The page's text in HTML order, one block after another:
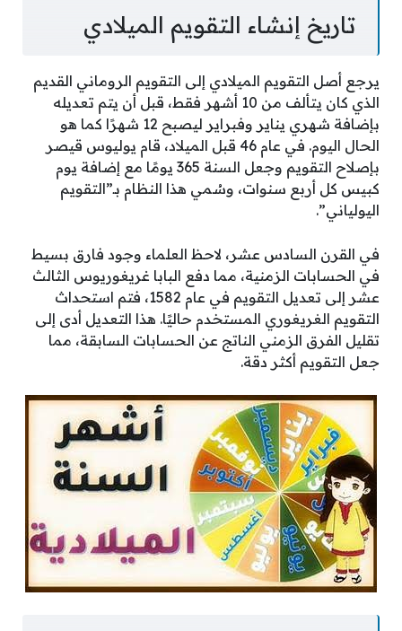
تاريخ إنشاء التقويم الميلادي
يرجع أصل التقويم الميلادي إلى التقويم الروماني القديم
الذي كان يتألف من 10 أشهر فقط، قبل أن يتم تعديله
بإضافة شهري يناير وفبراير ليصبح 12 شهرًا كما هو
الحال اليوم. في عام 46 قبل الميلاد، قام يوليوس قيصر
بإصلاح التقويم وجعل السنة 365 يومًا مع إضافة يوم
كبيس كل أربع سنوات، وسُمي هذا النظام بـ”التقويم
اليولياني”.
في القرن السادس عشر، لاحظ العلماء وجود فارق بسيط
في الحسابات الزمنية، مما دفع البابا غريغوريوس الثالث
عشر إلى تعديل التقويم في عام 1582، فتم استحداث
التقويم الغريغوري المستخدم حاليًا. هذا التعديل أدى إلى
تقليل الفرق الزمني الناتج عن الحسابات السابقة، مما
جعل التقويم أكثر دقة.